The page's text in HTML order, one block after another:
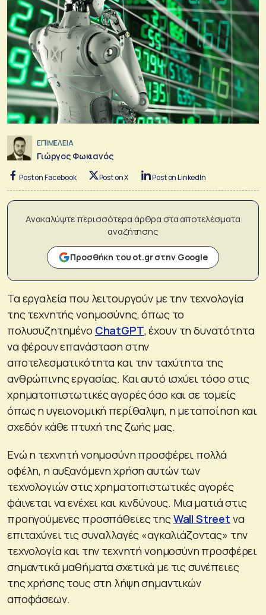
ΕΠΙΜΕΛΕΙΑ
Γιώργος Φωκιανός
Post on Facebook Post on X Post on LinkedIn
Ανακαλύψτε περισσότερα άρθρα στα αποτελέσματα
αναζήτησης
Προσθήκη του ot.gr στην Google
Τα εργαλεία που λειτουργούν με την τεχνολογία
της τεχνητής νοημοσύνης, όπως το
πολυσυζητημένο ChatGPT, έχουν τη δυνατότητα
να φέρουν επανάσταση στην
αποτελεσματικότητα και την ταχύτητα της
ανθρώπινης εργασίας. Και αυτό ισχύει τόσο στις
χρηματοπιστωτικές αγορές όσο και σε τομείς
όπως η υγειονομική περίθαλψη, η μεταποίηση και
σχεδόν κάθε πτυχή της ζωής μας.
Ενώ η τεχνητή νοημοσύνη προσφέρει πολλά
οφέλη, η αυξανόμενη χρήση αυτών των
τεχνολογιών στις χρηματοπιστωτικές αγορές
φάινεται να ενέχει και κινδύνους. Μια ματιά στις
προηγούμενες προσπάθειες τηςWall Street να
επιταχύνει τις συναλλαγές «αγκαλιάζοντας» την
τεχνολογία και την τεχνητή νοημοσύνη προσφέρει
σημαντικά μαθήματα σχετικά με τις συνέπειες
της χρήσης τους στη λήψη σημαντικών
αποφάσεων.